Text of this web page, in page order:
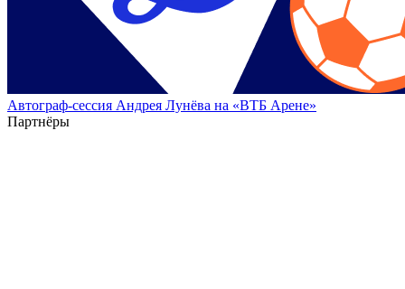
Автограф-сессия Андрея Лунёва на «ВТБ Арене»
Партнёры